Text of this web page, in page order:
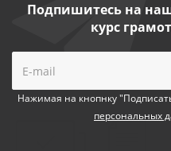
Подпишитесь на
курс
Нажимая на кнопнку
персональных